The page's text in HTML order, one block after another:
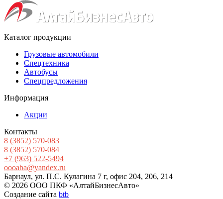
Каталог продукции
Грузовые автомобили
Спецтехника
Автобусы
Спецпредложения
Информация
Акции
Контакты
8 (3852) 570-083
8 (3852) 570-084
+7 (963) 522-5494
oooaba@yandex.ru
Барнаул, ул. П.С. Кулагина 7 г, офис 204, 206, 214
© 2026 ООО ПКФ «АлтайБизнесАвто»
Создание сайта btb